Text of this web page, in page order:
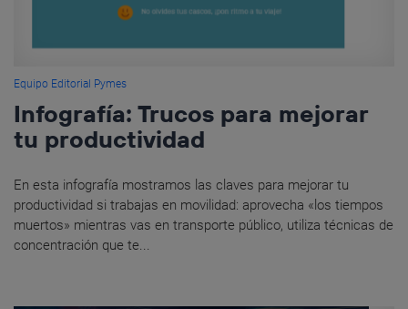
Equipo Editorial Pymes
Infografía: Trucos para mejorar
tu productividad
En esta infografía mostramos las claves para mejorar tu
productividad si trabajas en movilidad: aprovecha «los tiempos
muertos» mientras vas en transporte público, utiliza técnicas de
concentración que te...